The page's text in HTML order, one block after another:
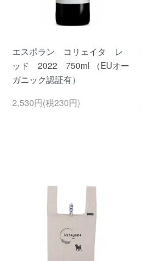
エスポラン コリェイタ レ
ッド 2022 750ml （EUオー
ガニック認証有）
2,530円(税230円)